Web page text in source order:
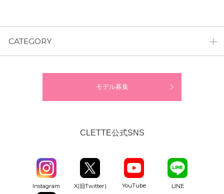
CATEGORY
モデル募集
CLETTE公式SNS
Instagram X(旧Twitter) YouTube LINE